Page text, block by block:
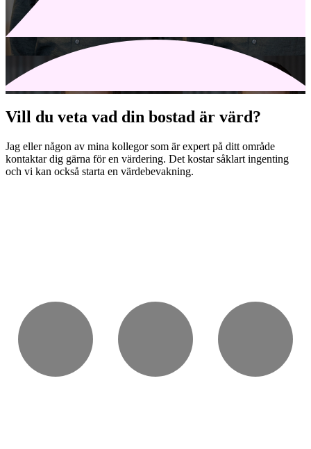
Vill du veta vad din bostad är värd?
Jag eller någon av mina kollegor som är expert på ditt område
kontaktar dig gärna för en värdering. Det kostar såklart ingenting
och vi kan också starta en värdebevakning.